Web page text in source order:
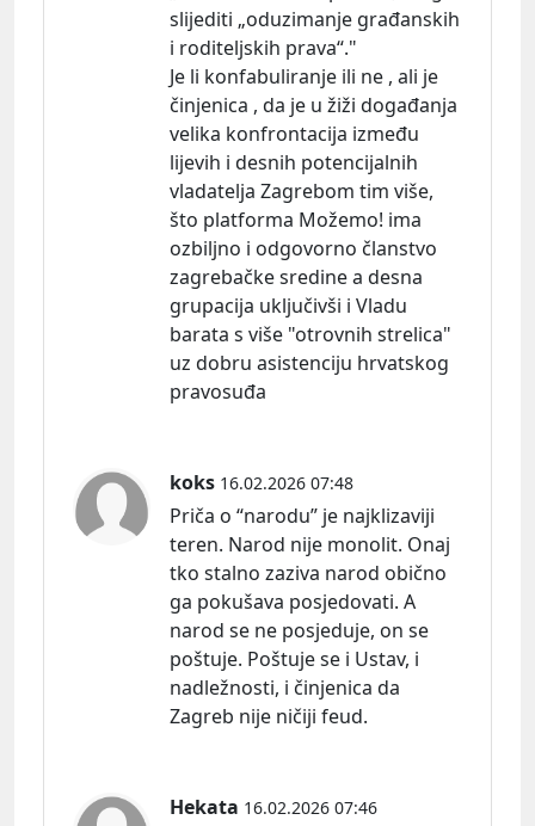
slijediti „oduzimanje građanskih
i roditeljskih prava“."
Je li konfabuliranje ili ne , ali je
činjenica , da je u žiži događanja
velika konfrontacija između
lijevih i desnih potencijalnih
vladatelja Zagrebom tim više,
što platforma Možemo! ima
ozbiljno i odgovorno članstvo
zagrebačke sredine a desna
grupacija uključivši i Vladu
barata s više "otrovnih strelica"
uz dobru asistenciju hrvatskog
pravosuđa
koks 16.02.2026 07:48
Priča o “narodu” je najklizaviji
teren. Narod nije monolit. Onaj
tko stalno zaziva narod obično
ga pokušava posjedovati. A
narod se ne posjeduje, on se
poštuje. Poštuje se i Ustav, i
nadležnosti, i činjenica da
Zagreb nije ničiji feud.
Hekata 16.02.2026 07:46